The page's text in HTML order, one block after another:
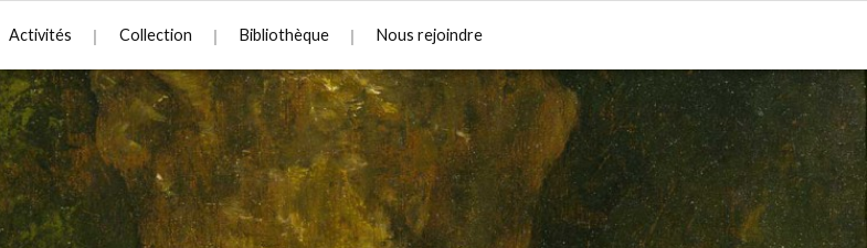
Activités Collection Bibliothèque Nous rejoindre